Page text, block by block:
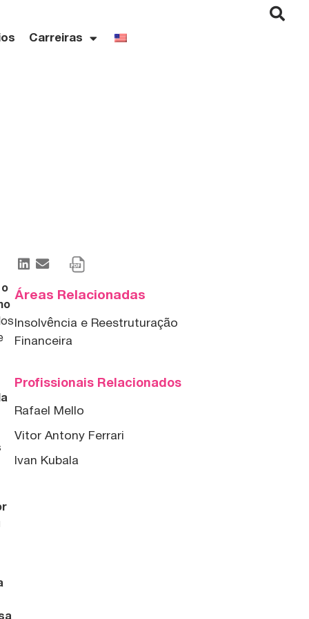
Carreiras
o
Áreas Relacionadas
Insolvência e Reestruturação
Financeira
Profissionais Relacionados
Rafael Mello
Vitor Antony Ferrari
Ivan Kubala